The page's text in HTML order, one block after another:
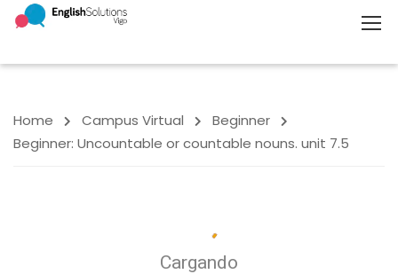
Home Campus Virtual
Beginner
Beginner: Uncountable or countable nouns. unit 7.5
Cargando